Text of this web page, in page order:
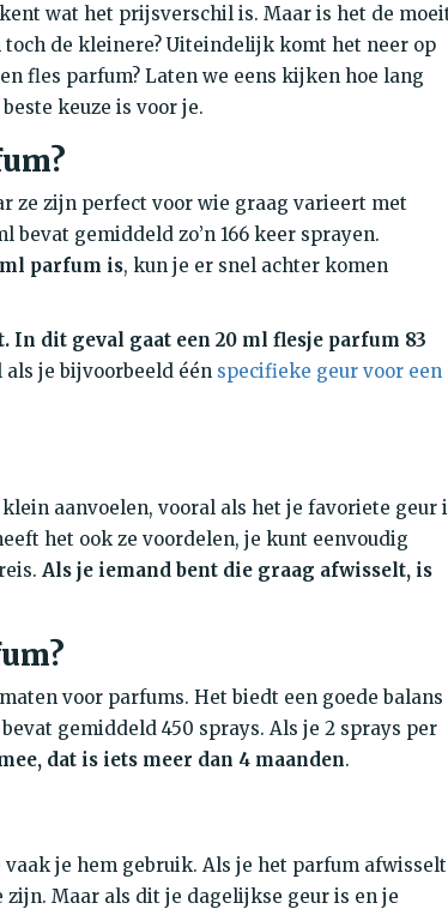
wat het prijsverschil is. Maar is het de
de kleinere? Uiteindelijk komt het neer op
fles parfum? Laten we eens kijken hoe lang
keuze is voor je.
ze zijn perfect voor wie graag varieert met
gemiddeld zo’n 166 keer sprayen.
parfum is, kun je er snel achter komen
In dit geval gaat een 20 ml flesje parfum 83
je bijvoorbeeld één specifieke geur voor een
aanvoelen, vooral als het je favoriete geur
het ook ze voordelen, je kunt eenvoudig
Als je iemand bent die graag afwisselt, is
voor parfums. Het biedt een goede balans
gemiddeld 450 sprays. Als je 2 sprays per
dat is iets meer dan 4 maanden.
je hem gebruik. Als je het parfum afwisselt
Maar als dit je dagelijkse geur is en je